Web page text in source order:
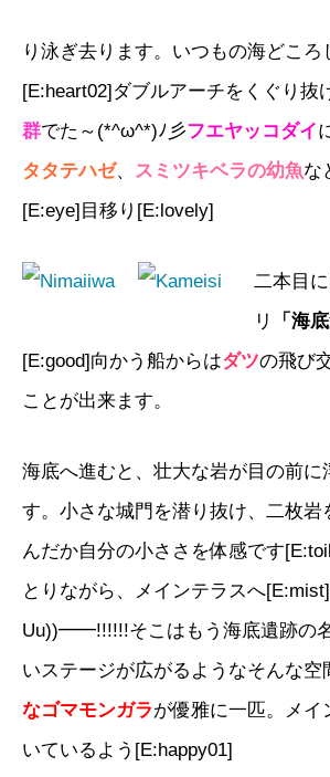
り泳ぎ去ります。いつもの海どころ
[E:heart02]ダブルアーチをくぐり抜
群でた～(*^ω^*)ﾉ彡フエヤッコダイ
タタテハゼ、 スミツキベラの幼魚な
[E:eye]目移り[E:lovely]
二本目
リ
「海
[E:good]向かう船からはダツの飛び
ことが出来ます。
海底へ進むと、壮大な岩が目の前に
す。小さな城門を潜り抜け、二枚岩
んだか自分の小ささを体感です
とりながら、メインテラスへ
Uu))━━!!!!!!そこはもう海底遺跡の
いステージが広がるようなそんな空
なゴマモンガラが優雅に一匹。メイ
いているよう[E:happy01]